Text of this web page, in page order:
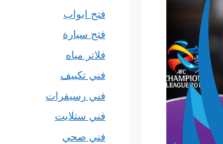
فتح ابواب
فتح سيارة
فلاتر مياه
فني تكييف
فني رسيفرات
فني ستلايت
فني صحي